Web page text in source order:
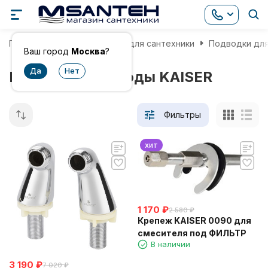
Ваш город Москва?
Главная Комплектующие для сантехники Подводки
Подводки для воды KAISER
Фильтры
3 190 ₽7 020 ₽
хит
1 170 ₽2 580 ₽
Крепеж KAISER 0090 для
смесителя под ФИЛЬТР
В наличии